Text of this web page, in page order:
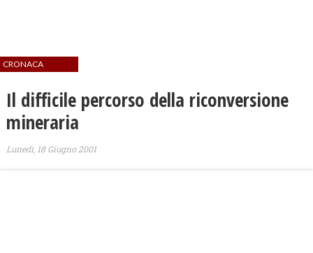
CRONACA
Il difficile percorso della riconversione
mineraria
Lunedì, 18 Giugno 2001